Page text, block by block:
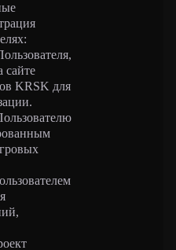
сайте
KRSK для